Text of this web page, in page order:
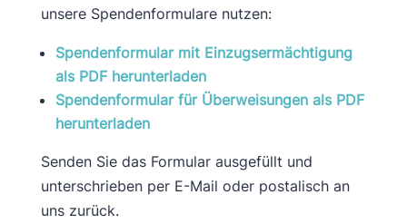
unsere Spendenformulare nutzen:
Spendenformular mit Einzugsermächtigung
als PDF herunterladen
Spendenformular für Überweisungen als PDF
herunterladen
Senden Sie das Formular ausgefüllt und
unterschrieben per E-Mail oder postalisch an
uns zurück.